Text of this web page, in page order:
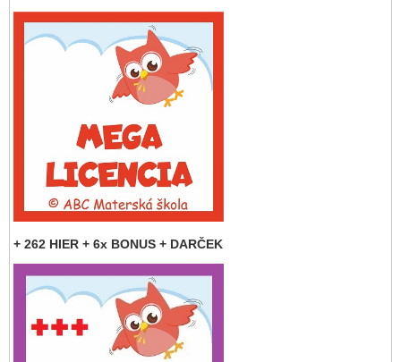
+ 262 HIER + 6x BONUS + DARČEK